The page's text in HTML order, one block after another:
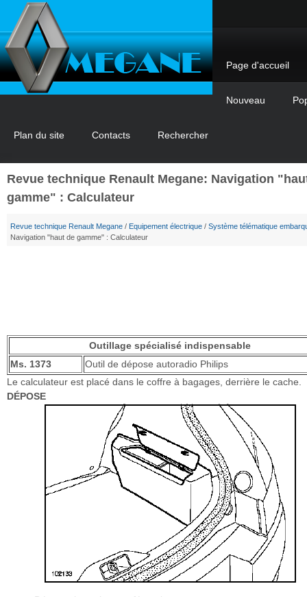
Page d'accueil
Nouveau
Plan du site Contacts Rechercher
Revue technique Renault Megane: Navigation
gamme" : Calculateur
Revue technique Renault Megane / Equipement électrique / Système télématique
Navigation "haut de gamme" : Calculateur
Outillage spécialisé indispensable
Ms. 1373
Outil de dépose autoradio Philips
Le calculateur est placé dans le coffre à bagages, derrière le cache.
DÉPOSE